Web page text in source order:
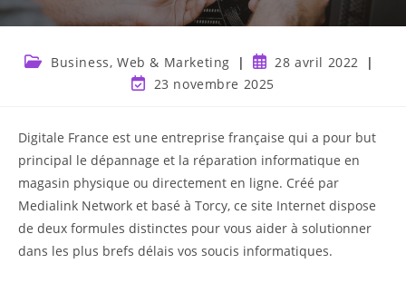
Business, Web & Marketing
28 avril 2022
23 novembre 2025
Digitale France est une entreprise française qui a pour but
principal le dépannage et la réparation informatique en
magasin physique ou directement en ligne. Créé par
Medialink Network et basé à Torcy, ce site Internet dispose
de deux formules distinctes pour vous aider à solutionner
dans les plus brefs délais vos soucis informatiques.